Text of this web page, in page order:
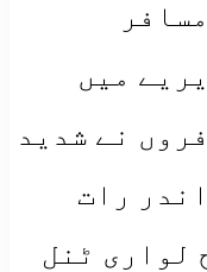
میں
نے شدید
رات
لواری ٹنل